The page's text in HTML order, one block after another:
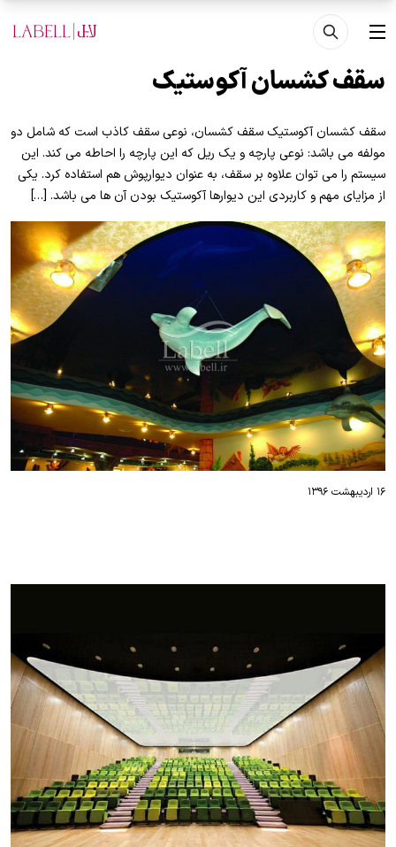
رفتن به محتوای اصلی
منو
سقف کشسان آکوستیک
سقف کشسان آکوستیک سقف کشسان، نوعی سقف کاذب است که شامل دو
مولفه می باشد: نوعی پارچه و یک ریل که این پارچه را احاطه می کند. این
سیستم را می توان علاوه بر سقف، به عنوان دیوارپوش هم استفاده کرد. یکی
از مزایای مهم و کاربردی این دیوارها آکوستیک بودن آن ها می باشد. […]
۱۶ اردیبهشت ۱۳۹۶